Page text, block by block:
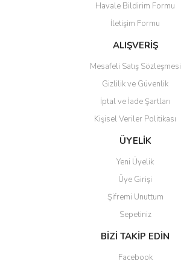
Ürün bilgilerinde hatalar bulunuyor.
Ürün fiyatı diğer sitelerden daha pahalı.
Bu ürüne benzer farklı alternatifler olmalı.
Gönder
Havale Bildirim Formu
İletişim Formu
ALIŞVERİŞ
Mesafeli Satış Sözleşmesi
Gizlilik ve Güvenlik
İptal ve İade Şartları
Kişisel Veriler Politikası
ÜYELİK
Yeni Üyelik
Üye Girişi
Şifremi Unuttum
Sepetiniz
BİZİ TAKİP EDİN
Facebook